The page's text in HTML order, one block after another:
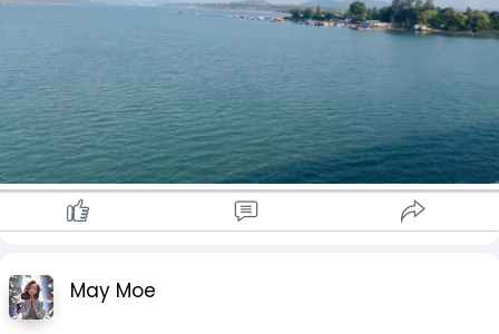
May Moe